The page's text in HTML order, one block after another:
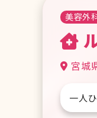
美容外
宮城
一人